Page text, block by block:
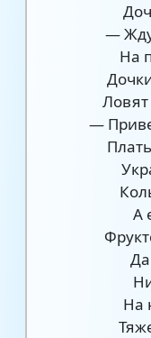
— Жду
На
—
А
На